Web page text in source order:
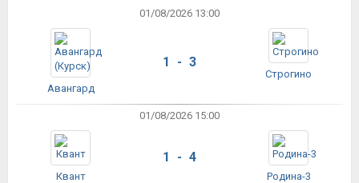
01/08/2026 13:00
Авангард
1 - 3
Строгино
01/08/2026 15:00
Квант
1 - 4
Родина-3